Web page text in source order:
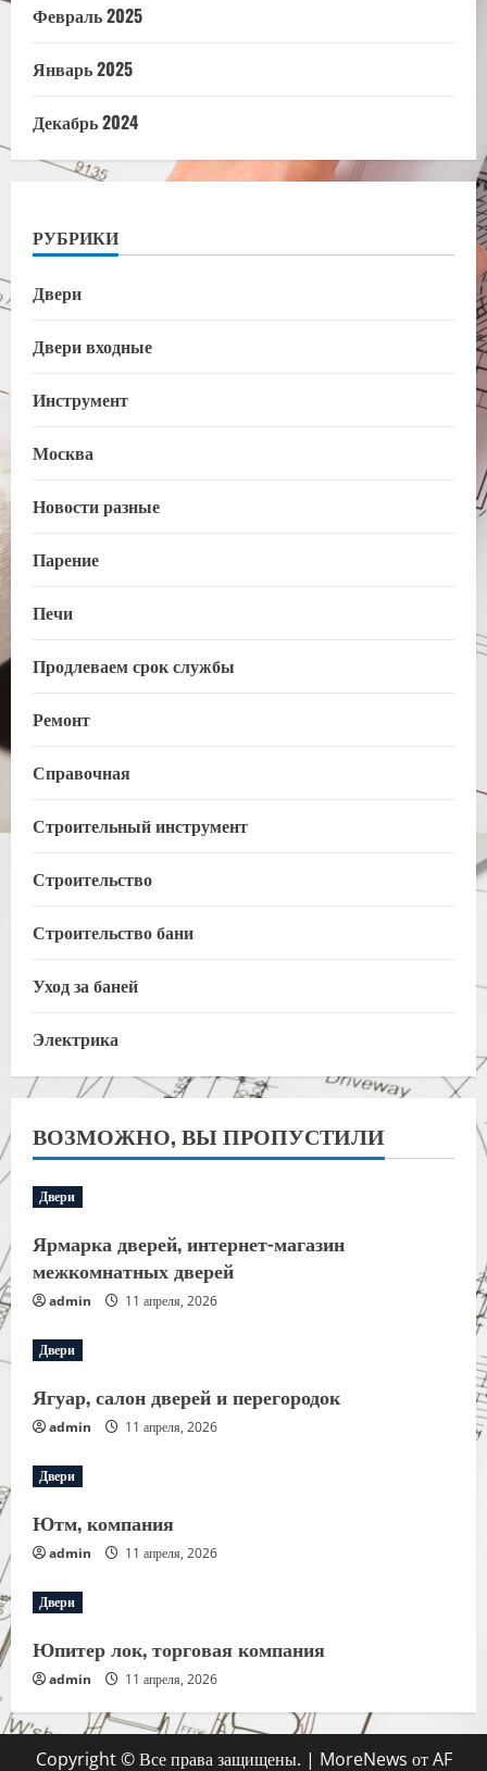
Февраль 2025
Январь 2025
Декабрь 2024
РУБРИКИ
Двери
Двери входные
Инструмент
Москва
Новости разные
Парение
Печи
Продлеваем срок службы
Ремонт
Справочная
Строительный инструмент
Строительство
Строительство бани
Уход за баней
Электрика
ВОЗМОЖНО, ВЫ ПРОПУСТИЛИ
Двери
Ярмарка дверей, интернет-магазин
межкомнатных дверей
admin 11 апреля, 2026
Двери
Ягуар, салон дверей и перегородок
admin 11 апреля, 2026
Двери
Ютм, компания
admin 11 апреля, 2026
Двери
Юпитер лок, торговая компания
admin 11 апреля, 2026
Copyright © Все права защищены. | MoreNews от AF